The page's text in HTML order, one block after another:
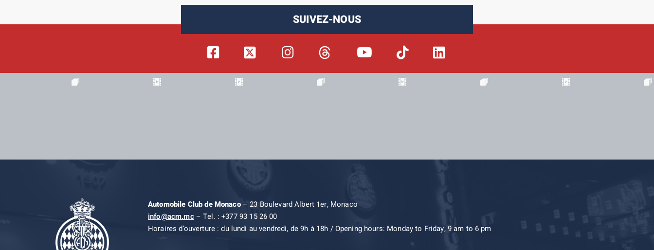
SUIVEZ-NOUS
Automobile Club de Monaco– 23 Boulevard Albert 1er, Monaco
info@acm.mc– Tel. : +377 93 15 26 00
Horaires d’ouverture : du lundi au vendredi, de 9h à 18h / Opening hours: Monday to Friday, 9 am to 6 pm